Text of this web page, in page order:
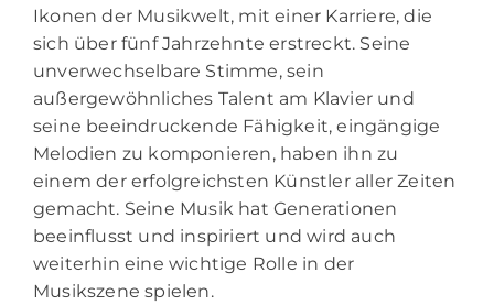
Ikonen der Musikwelt, mit einer Karriere, die
sich über fünf Jahrzehnte erstreckt. Seine
unverwechselbare Stimme, sein
außergewöhnliches Talent am Klavier und
seine beeindruckende Fähigkeit, eingängige
Melodien zu komponieren, haben ihn zu
einem der erfolgreichsten Künstler aller Zeiten
gemacht. Seine Musik hat Generationen
beeinflusst und inspiriert und wird auch
weiterhin eine wichtige Rolle in der
Musikszene spielen.